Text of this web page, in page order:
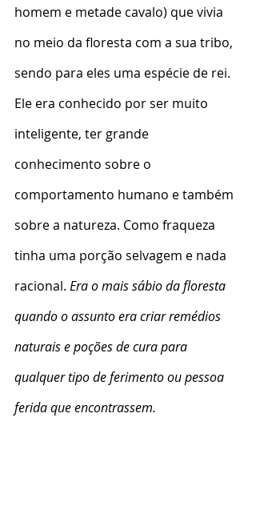
homem e metade cavalo) que vivia
no meio da floresta com a sua tribo,
sendo para eles uma espécie de rei.
Ele era conhecido por ser muito
inteligente, ter grande
conhecimento sobre o
comportamento humano e também
sobre a natureza. Como fraqueza
tinha uma porção selvagem e nada
racional. Era o mais sábio da floresta
quando o assunto era criar remédios
naturais e poções de cura para
qualquer tipo de ferimento ou pessoa
ferida que encontrassem.